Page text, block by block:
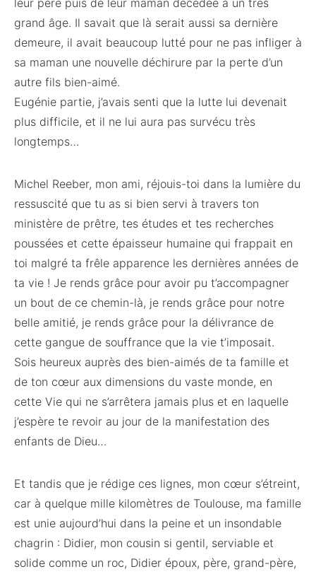
leur père puis de leur maman décédée à un très
grand âge. Il savait que là serait aussi sa dernière
demeure, il avait beaucoup lutté pour ne pas infliger à
sa maman une nouvelle déchirure par la perte d’un
autre fils bien-aimé.
Eugénie partie, j’avais senti que la lutte lui devenait
plus difficile, et il ne lui aura pas survécu très
longtemps…
Michel Reeber, mon ami, réjouis-toi dans la lumière du
ressuscité que tu as si bien servi à travers ton
ministère de prêtre, tes études et tes recherches
poussées et cette épaisseur humaine qui frappait en
toi malgré ta frêle apparence les dernières années de
ta vie ! Je rends grâce pour avoir pu t’accompagner
un bout de ce chemin-là, je rends grâce pour notre
belle amitié, je rends grâce pour la délivrance de
cette gangue de souffrance que la vie t’imposait.
Sois heureux auprès des bien-aimés de ta famille et
de ton cœur aux dimensions du vaste monde, en
cette Vie qui ne s’arrêtera jamais plus et en laquelle
j’espère te revoir au jour de la manifestation des
enfants de Dieu…
Et tandis que je rédige ces lignes, mon cœur s’étreint,
car à quelque mille kilomètres de Toulouse, ma famille
est unie aujourd’hui dans la peine et un insondable
chagrin : Didier, mon cousin si gentil, serviable et
solide comme un roc, Didier époux, père, grand-père,